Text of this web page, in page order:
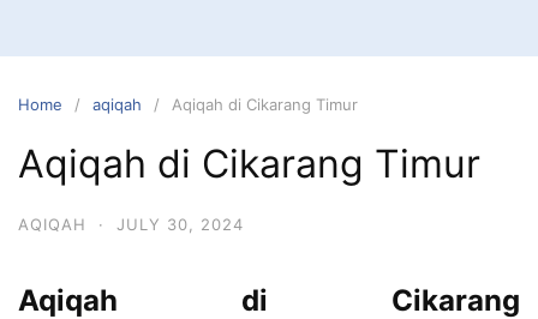
Home aqiqah Aqiqah di Cikarang Timur
Aqiqah di Cikarang Timur
AQIQAH · JULY 30, 2024
Aqiqah di Cikarang